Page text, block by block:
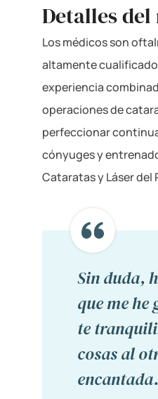
Detalles del
Los médicos son
altamente
experiencia
operaciones de
perfeccionar
cónyuges y
Cataratas y Láser del
Sin duda,
que me he
te
cosas al
encantada.